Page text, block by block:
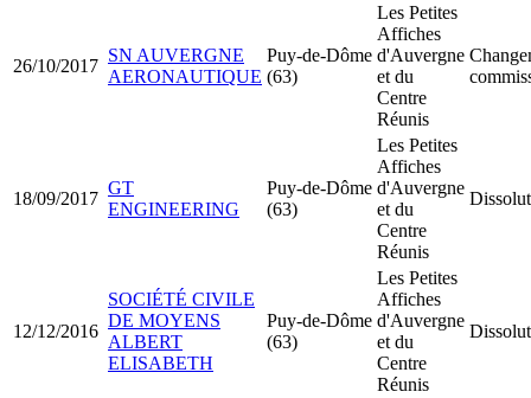
26/10/2017
SN AUVERGNE
AERONAUTIQUE
Puy-de-Dôme
(63)
Les Petites
Affiches
d'Auvergne
et du
Centre
Réunis
18/09/2017
GT
ENGINEERING
Puy-de-Dôme
(63)
Les Petites
Affiches
d'Auvergne
et du
Centre
Réunis
12/12/2016
SOCIÉTÉ CIVILE
DE MOYENS
ALBERT
ELISABETH
Puy-de-Dôme
(63)
Les Petites
Affiches
d'Auvergne
et du
Centre
Réunis